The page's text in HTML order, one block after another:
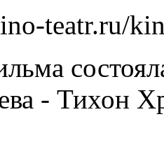
teatr.ru/
- Тихон